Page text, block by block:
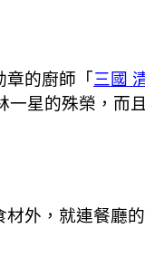
章的廚師「三國
一星的殊榮，而
外，就連餐廳